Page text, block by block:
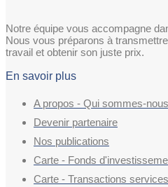
Notre équipe vous accompagne
Nous vous préparons à
travail et obtenir son juste prix.
En savoir plus
A propos - Qui sommes-
Devenir partenaire
Nos publications
Carte - Fonds
Carte - Transactions services